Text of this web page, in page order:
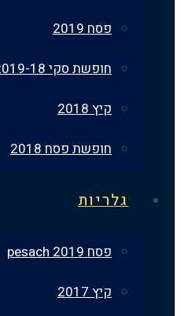
פסח 2019
חופשת סקי 2019-18
קיץ 2018
חופשת פסח 2018
גלריות
פסח 2019 pesach
קיץ 2017